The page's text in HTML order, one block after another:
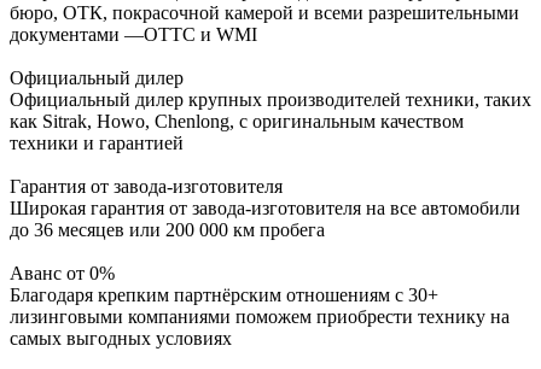
бюро, ОТК, покрасочной камерой и всеми разрешительными
документами —ОТТС и WMI
Официальный дилер
Официальный дилер крупных производителей техники, таких
как Sitrak, Howo, Chenlong, с оригинальным качеством
техники и гарантией
Гарантия от завода-изготовителя
Широкая гарантия от завода-изготовителя на все автомобили
до 36 месяцев или 200 000 км пробега
Аванс от 0%
Благодаря крепким партнёрским отношениям с 30+
лизинговыми компаниями поможем приобрести технику на
самых выгодных условиях